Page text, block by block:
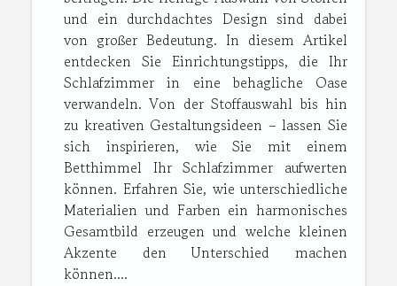
und ein durchdachtes Design sind dabei
von großer Bedeutung. In diesem Artikel
entdecken Sie Einrichtungstipps, die Ihr
Schlafzimmer in eine behagliche Oase
verwandeln. Von der Stoffauswahl bis hin
zu kreativen Gestaltungsideen – lassen Sie
sich inspirieren, wie Sie mit einem
Betthimmel Ihr Schlafzimmer aufwerten
können. Erfahren Sie, wie unterschiedliche
Materialien und Farben ein harmonisches
Gesamtbild erzeugen und welche kleinen
Akzente den Unterschied machen
können....